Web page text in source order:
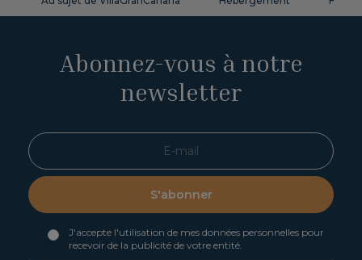
Abonnez-vous à notre
newsletter
S'abonner
J'accepte l'utilisation de mes données personnelles pour
recevoir de la publicité de votre entité.